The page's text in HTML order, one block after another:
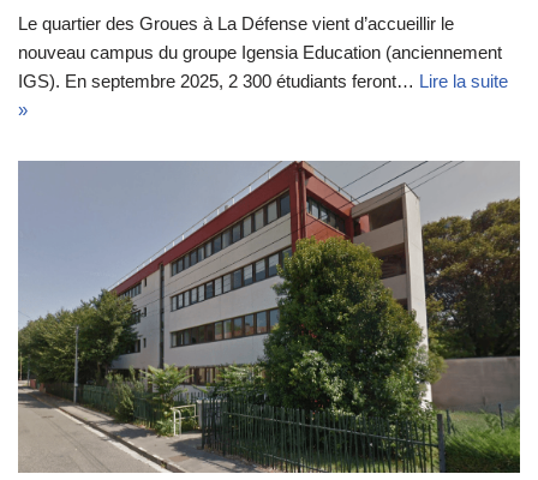
Le quartier des Groues à La Défense vient d’accueillir le
nouveau campus du groupe Igensia Education (anciennement
IGS). En septembre 2025, 2 300 étudiants feront… Lire la suite
»